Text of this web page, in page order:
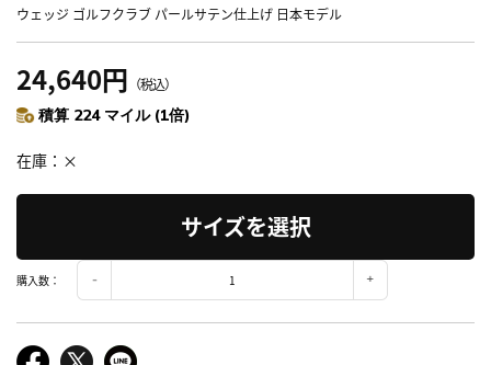
ウェッジ ゴルフクラブ パールサテン仕上げ 日本モデル
24,640円 （税込）
積算 224 マイル (1倍)
在庫 ×
サイズを選択
購入数：